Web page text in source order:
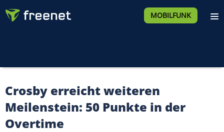
MOBILFUNK
Crosby erreicht weiteren
Meilenstein: 50 Punkte in der
Overtime